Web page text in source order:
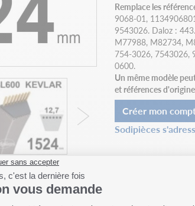
Remplace les
9068-01,
9543026. Daloz :
M77988, M82734,
754-3026, 7543026,
0600.
Un même modèle
et références
Créer mon
Sodipièces